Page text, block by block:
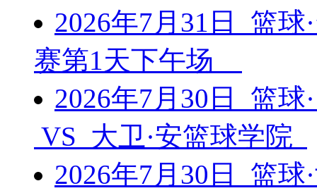
2026年7月31日 篮球
赛第1天下午场
2026年7月30日 篮
VS 大卫·安篮球学院
2026年7月30日 篮